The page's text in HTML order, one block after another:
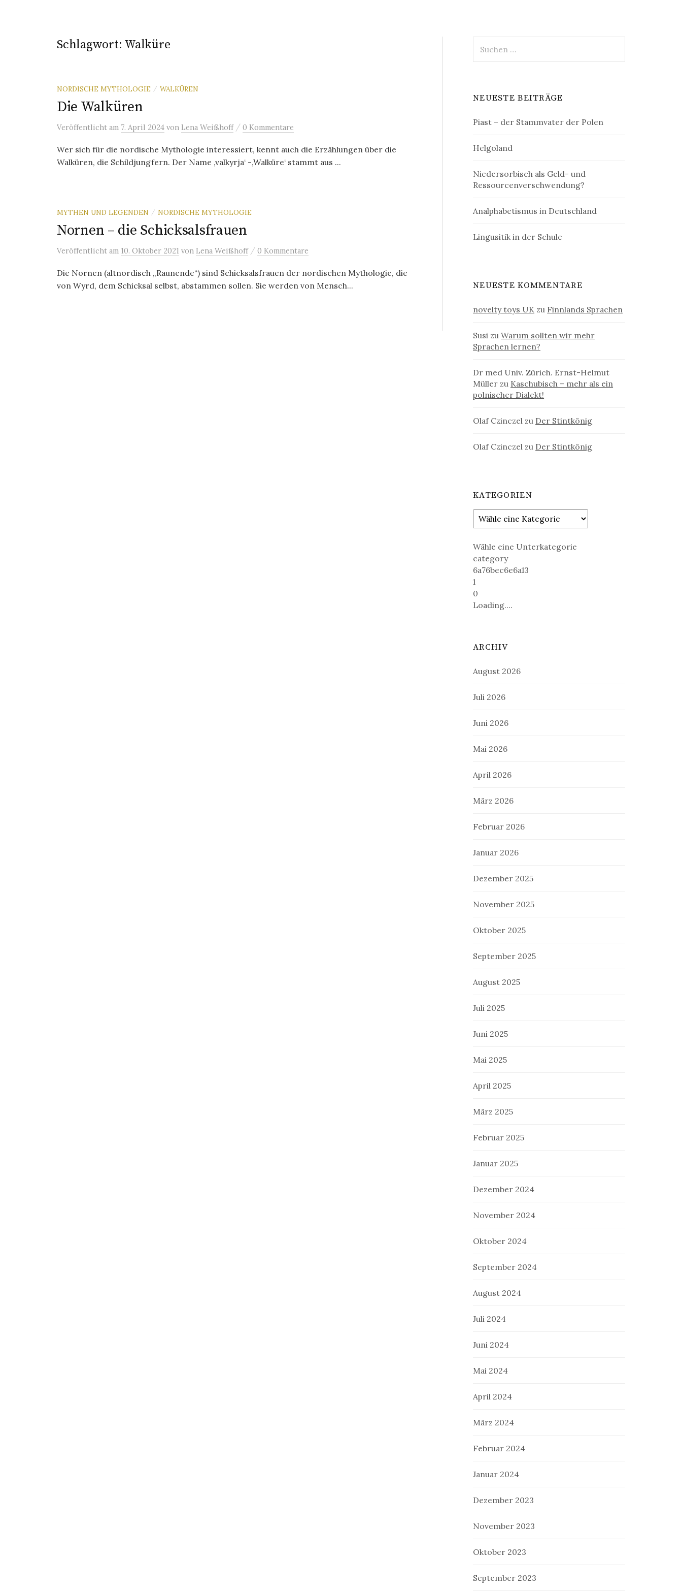
Schlagwort: Walküre
NORDISCHE MYTHOLOGIE / WALKÜREN
Die Walküren
Veröffentlicht am 7. April 2024 von Lena Weißhoff / 0 Kommentare
Wer sich für die nordische Mythologie interessiert, kennt auch die Erzählungen über die
Walküren, die Schildjungfern. Der Name ‚valkyrja‘ -‚Walküre‘ stammt aus ...
MYTHEN UND LEGENDEN / NORDISCHE MYTHOLOGIE
Nornen – die Schicksalsfrauen
Veröffentlicht am 10. Oktober 2021 von Lena Weißhoff / 0 Kommentare
Die Nornen (altnordisch „Raunende“) sind Schicksalsfrauen der nordischen Mythologie, die
von Wyrd, dem Schicksal selbst, abstammen sollen. Sie werden von Mensch...
nach:
NEUESTE BEITRÄGE
Piast – der Stammvater der Polen
Helgoland
Niedersorbisch als Geld- und
Ressourcenverschwendung?
Analphabetismus in Deutschland
Lingusitik in der Schule
NEUESTE KOMMENTARE
novelty toys UK zu Finnlands Sprachen
Susi zuWarum sollten wir mehr
Sprachen lernen?
Dr med Univ. Zürich. Ernst-Helmut
Müller zu Kaschubisch – mehr als ein
polnischer Dialekt!
Olaf Czinczel zu Der Stintkönig
Olaf Czinczel zu Der Stintkönig
KATEGORIEN
Wähle eine Unterkategorie
category
6a76bec6e6a13
1
0
Loading....
ARCHIV
August 2026
Juli 2026
Juni 2026
Mai 2026
April 2026
März 2026
Februar 2026
Januar 2026
Dezember 2025
November 2025
Oktober 2025
September 2025
August 2025
Juli 2025
Juni 2025
Mai 2025
April 2025
März 2025
Februar 2025
Januar 2025
Dezember 2024
November 2024
Oktober 2024
September 2024
August 2024
Juli 2024
Juni 2024
Mai 2024
April 2024
März 2024
Februar 2024
Januar 2024
Dezember 2023
November 2023
Oktober 2023
September 2023